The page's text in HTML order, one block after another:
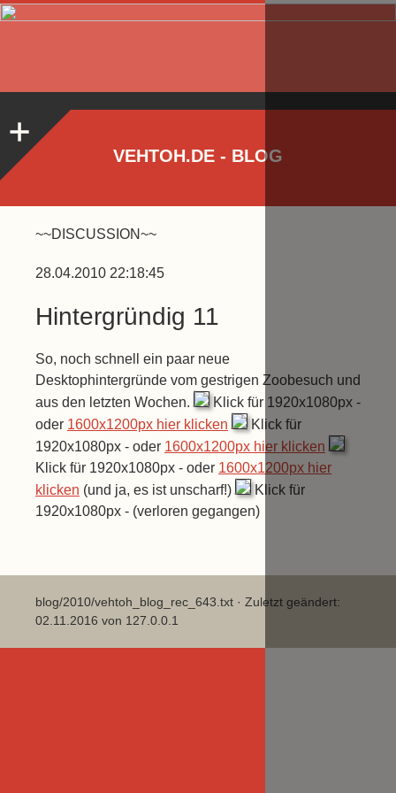
VEHTOH.DE - BLOG
~~DISCUSSION~~
28.04.2010 22:18:45
Hintergründig 11
So, noch schnell ein paar neue
Desktophintergründe vom gestrigen Zoobesuch und
aus den letzten Wochen.
Klick für 1920x1080px -
oder 1600x1200px hier klicken
Klick für
1920x1080px - oder 1600x1200px hier klicken
Klick für 1920x1080px - oder 1600x1200px hier
klicken (und ja, es ist unscharf!)
Klick für
1920x1080px - (verloren gegangen)
blog/2010/vehtoh_blog_rec_643.txt · Zuletzt geändert:
02.11.2016 von 127.0.0.1